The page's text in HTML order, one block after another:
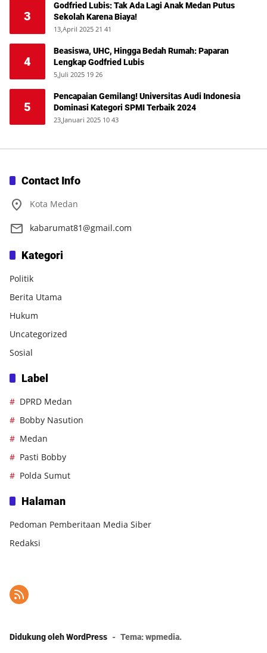
3
Godfried Lubis: Tak Ada Lagi Anak Medan Putus
Sekolah Karena Biaya!
13,April 2025 21 41
4
Beasiswa, UHC, Hingga Bedah Rumah: Paparan
Lengkap Godfried Lubis
5,Juli 2025 19 26
5
Pencapaian Gemilang! Universitas Audi Indonesia
Dominasi Kategori SPMI Terbaik 2024
23,Januari 2025 10 43
Contact Info
Kota Medan
kabarumat81@gmail.com
Kategori
Politik
Berita Utama
Hukum
Uncategorized
Sosial
Label
DPRD Medan
Bobby Nasution
Medan
Pasti Bobby
Polda Sumut
Halaman
Pedoman Pemberitaan Media Siber
Redaksi
Didukung oleh WordPress - Tema: wpmedia.